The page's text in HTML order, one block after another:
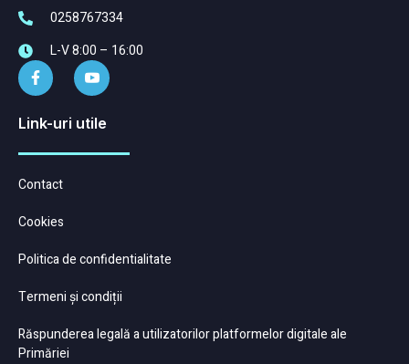
0258767334
L-V 8:00 – 16:00
Link-uri utile
Contact
Cookies
Politica de confidentialitate
Termeni și condiții
Răspunderea legală a utilizatorilor platformelor digitale ale
Primăriei